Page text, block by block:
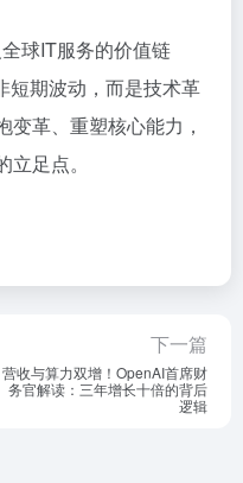
球IT服务的价值链
短期波动，而是技术革
革、重塑核心能力，
足点。
下一篇
营收与算力双增！OpenAI首席财
务官解读：三年增长十倍的背后
逻辑